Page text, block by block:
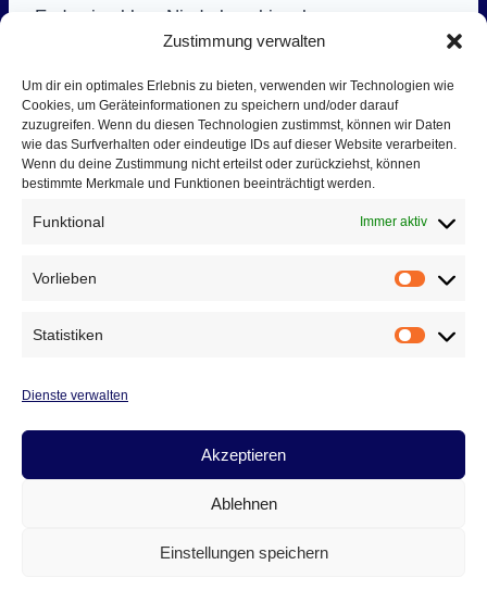
Zustimmung verwalten
Um dir ein optimales Erlebnis zu bieten, verwenden wir Technologien wie
Cookies, um Geräteinformationen zu speichern und/oder darauf
zuzugreifen. Wenn du diesen Technologien zustimmst, können wir Daten
wie das Surfverhalten oder eindeutige IDs auf dieser Website verarbeiten.
Wenn du deine Zustimmung nicht erteilst oder zurückziehst, können
bestimmte Merkmale und Funktionen beeinträchtigt werden.
Funktional Immer aktiv
Vorlieben
Statistiken
Dienste verwalten
Akzeptieren
Ablehnen
Einstellungen speichern
Ende eine klare Niederlage hinnehmen.
Auma spielte mit: Leon Geiler, Philipp Kopp,
Andreas Röhler (5), Jacques Wolfrum (1), Oscar
Weise (3), Patrick Mattke (5), Lucas Hempel (1),
Andre Grille, Henning Staps (2) und Kay Uwe
Turnier 3 (26.10.2024)
Spieltag 6 (23.11.2024):
I 26:19 (13:9)